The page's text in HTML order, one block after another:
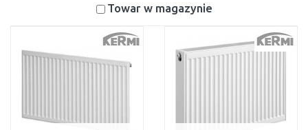
Towar w magazynie